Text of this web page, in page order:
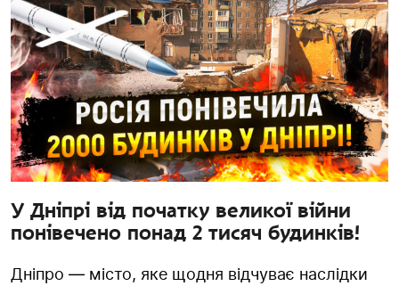
У Дніпрі від початку великої війни
понівечено понад 2 тисяч будинків!
Дніпро — місто, яке щодня відчуває наслідки